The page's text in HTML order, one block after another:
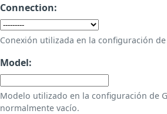
Connection:
Conexión utilizada en la configuración de
Model:
Modelo utilizado en la configuración de
normalmente vacío.